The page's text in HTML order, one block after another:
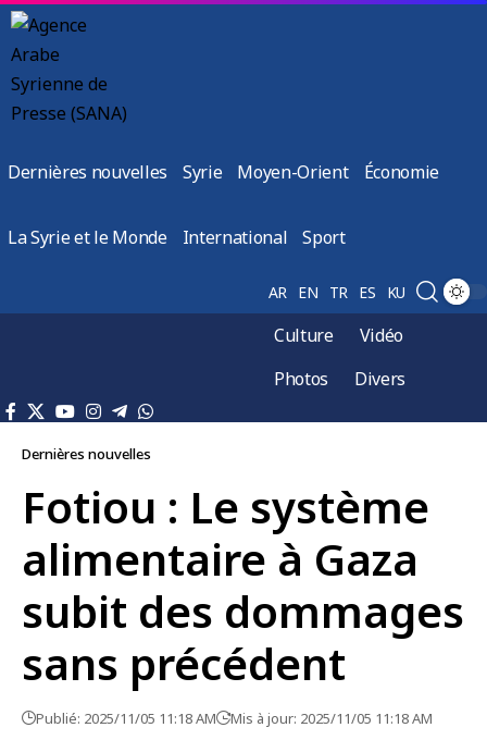
Dernières nouvelles Syrie Moyen-Orient Économie
La Syrie et le Monde International Sport
AR EN TR ES KU
Culture
Vidéo
Photos
Divers
Dernières nouvelles
Fotiou : Le système
alimentaire à Gaza
subit des dommages
sans précédent
Publié: 2025/11/05 11:18 AM Mis à jour: 2025/11/05 11:18 AM